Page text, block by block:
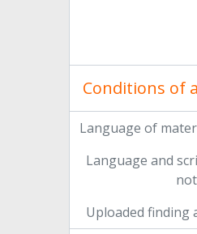
Conditions of
Language of
Language and
Uploaded finding